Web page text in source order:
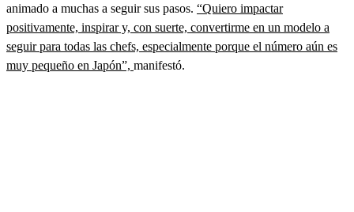
animado a muchas a seguir sus pasos. “Quiero impactar
positivamente, inspirar y, con suerte, convertirme en un modelo a
seguir para todas las chefs, especialmente porque el número aún es
muy pequeño en Japón”, manifestó.